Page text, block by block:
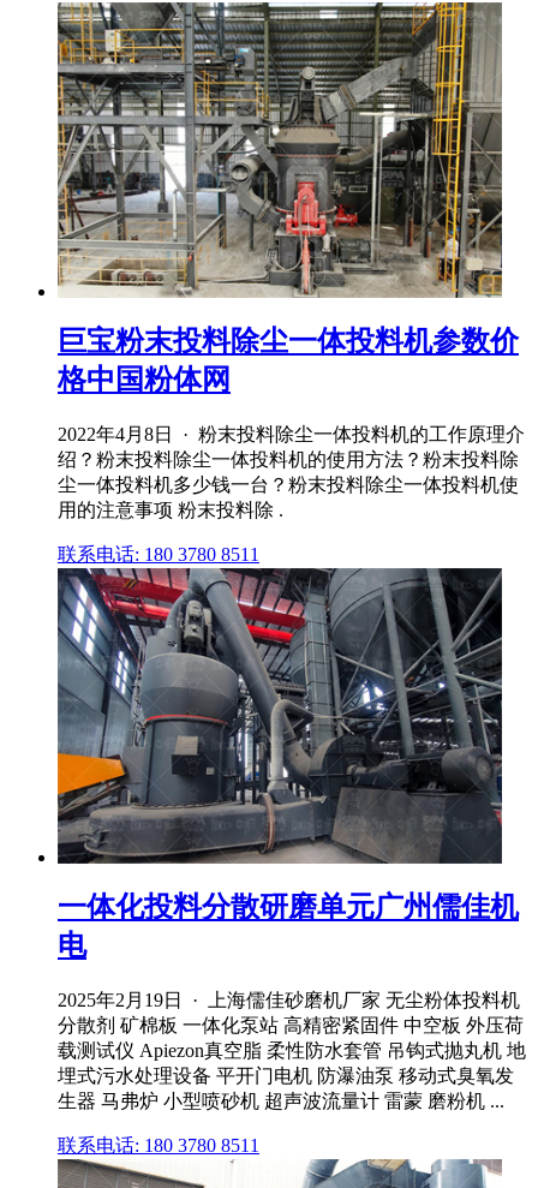
巨宝粉末投料除尘一体投料机参数价
格中国粉体网
2022年4月8日 · 粉末投料除尘一体投料机的工作原理介
绍？粉末投料除尘一体投料机的使用方法？粉末投料除
尘一体投料机多少钱一台？粉末投料除尘一体投料机使
用的注意事项 粉末投料除 .
联系电话: 180 3780 8511
一体化投料分散研磨单元广州儒佳机
电
2025年2月19日 · 上海儒佳砂磨机厂家 无尘粉体投料机
分散剂 矿棉板 一体化泵站 高精密紧固件 中空板 外压荷
载测试仪 Apiezon真空脂 柔性防水套管 吊钩式抛丸机 地
埋式污水处理设备 平开门电机 防瀑油泵 移动式臭氧发
生器 马弗炉 小型喷砂机 超声波流量计 雷蒙 磨粉机 ...
联系电话: 180 3780 8511